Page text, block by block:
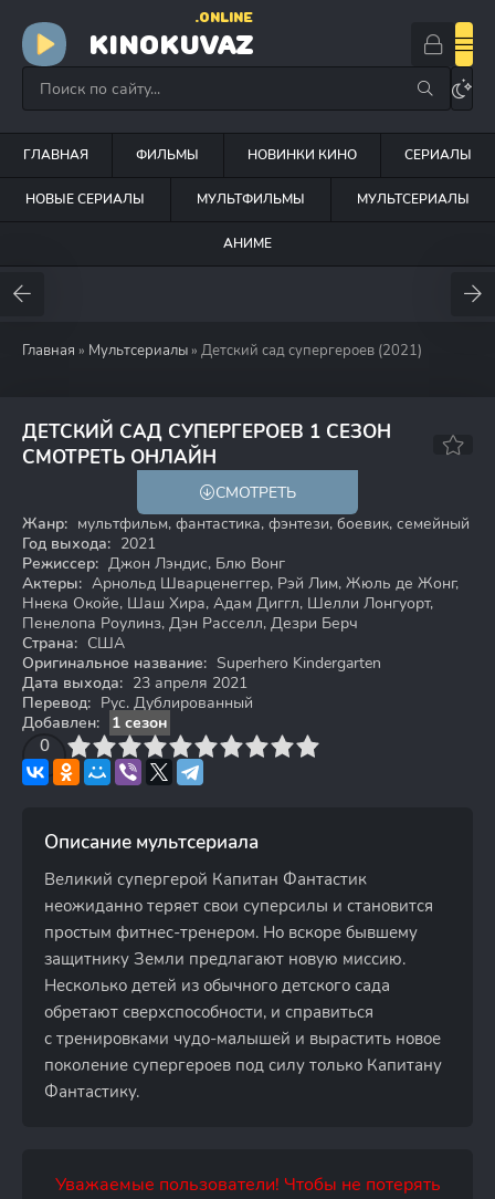
KINOKUVAZ
.ONLINE
ГЛАВНАЯ ФИЛЬМЫ НОВИНКИ КИНО СЕРИАЛЫ
НОВЫЕ СЕРИАЛЫ МУЛЬТФИЛЬМЫ МУЛЬТСЕРИАЛЫ
АНИМЕ
Главная » Мультсериалы » Детский сад супергероев (2021)
ДЕТСКИЙ САД СУПЕРГЕРОЕВ 1 СЕЗОН
СМОТРЕТЬ ОНЛАЙН
7.8
СМОТРЕТЬ
Жанр: мультфильм, фантастика, фэнтези, боевик, семейный
Год выхода: 2021
Режиссер: Джон Лэндис, Блю Вонг
Актеры: Арнольд Шварценеггер, Рэй Лим, Жюль де Жонг,
Ннека Окойе, Шаш Хира, Адам Диггл, Шелли Лонгуорт,
Пенелопа Роулинз, Дэн Расселл, Дезри Берч
Страна: США
Оригинальное название: Superhero Kindergarten
Дата выхода: 23 апреля 2021
Перевод: Рус. Дублированный
Добавлен:
1 сезон
0
4 6 7 8 9 10
Описание мультсериала
Великий супергерой Капитан Фантастик
неожиданно теряет свои суперсилы и становится
простым фитнес-тренером. Но вскоре бывшему
защитнику Земли предлагают новую миссию.
Несколько детей из обычного детского сада
обретают сверхспособности, и справиться
с тренировками чудо-малышей и вырастить новое
поколение супергероев под силу только Капитану
Фантастику.
Уважаемые пользователи! Чтобы не потерять